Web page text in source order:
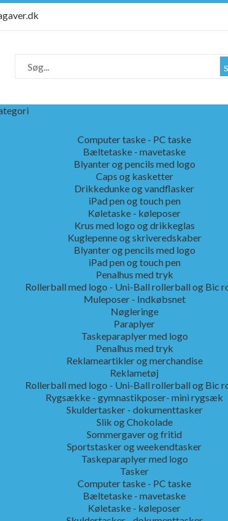
Computer taske - PC taske
Bæltetaske - mavetaske
Blyanter og pencils med logo
Caps og kasketter
Drikkedunke og vandflasker
iPad pen og touch pen
Køletaske - køleposer
Krus med logo og drikkeglas
Kuglepenne og skriveredskaber
Blyanter og pencils med logo
iPad pen og touch pen
Penalhus med tryk
Rollerball med logo - Uni-Ball rollerball og Bic
Muleposer - Indkøbsnet
Nøgleringe
Paraplyer
Taskeparaplyer med logo
Penalhus med tryk
Reklameartikler og merchandise
Reklametøj
Rollerball med logo - Uni-Ball rollerball og Bic
Rygsække - gymnastikposer- mini rygsæk
Skuldertasker - dokumenttasker
Slik og Chokolade
Sommergaver og fritid
Sportstasker og weekendtasker
Taskeparaplyer med logo
Tasker
Computer taske - PC taske
Bæltetaske - mavetaske
Køletaske - køleposer